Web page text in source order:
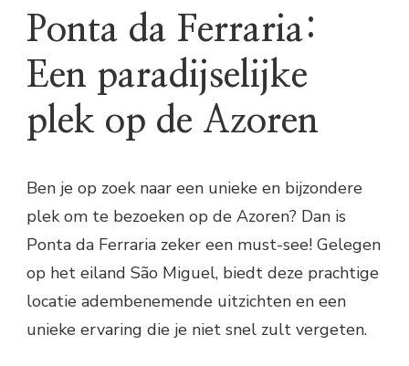
Ponta da Ferraria:
Een paradijselijke
plek op de Azoren
Ben je op zoek naar een unieke en bijzondere
plek om te bezoeken op de Azoren? Dan is
Ponta da Ferraria zeker een must-see! Gelegen
op het eiland São Miguel, biedt deze prachtige
locatie adembenemende uitzichten en een
unieke ervaring die je niet snel zult vergeten.